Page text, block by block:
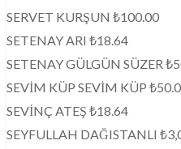
SERVET KURŞUN ₺100.00
SETENAY ARI ₺18.64
SETENAY GÜLGÜN SÜZER
SEVİM KÜP SEVİM KÜP
SEVİNÇ ATEŞ ₺18.64
SEYFULLAH DAĞISTANLI